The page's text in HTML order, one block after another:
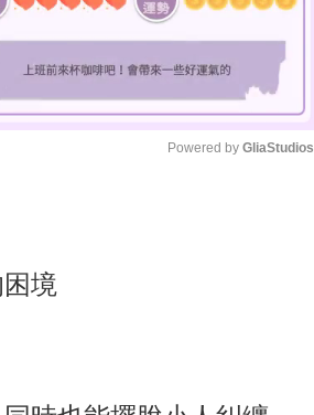
Powered by GliaStudios
境